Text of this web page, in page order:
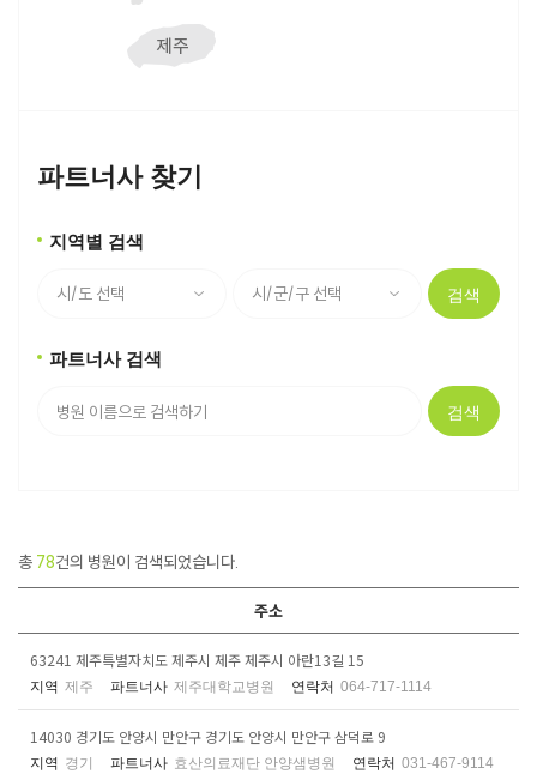
파트너사 찾기
지역별 검색
검색
파트너사 검색
검색
총 78건의 병원이 검색되었습니다.
주소
63241 제주특별자치도 제주시 제주 제주시 아란13길 15
지역 제주 파트너사 제주대학교병원 연락처 064-717-1114
14030 경기도 안양시 만안구 경기도 안양시 만안구 삼덕로 9
지역 경기 파트너사 효산의료재단 안양샘병원 연락처 031-467-9114